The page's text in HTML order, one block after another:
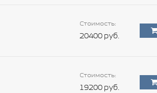
Стоимость:
20400 руб.
Стоимость:
19200 руб.